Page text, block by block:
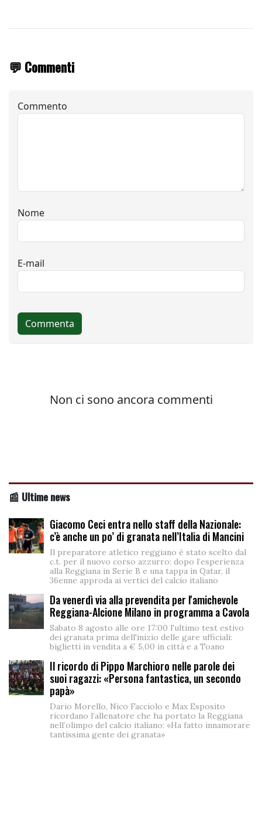
💬 Commenti
📰 Ultime news
Giacomo Ceci entra nello staff della Nazionale:
c’è anche un po’ di granata nell’Italia di Mancini
Il preparatore atletico reggiano è stato scelto dal
c.t. per il nuovo corso azzurro: dopo l’esperienza
alla Reggiana in Serie B e una tappa in Qatar, il
36enne approda ai vertici del calcio italiano
Da venerdì via alla prevendita per l'amichevole
Reggiana-Alcione Milano in programma a Cavola
Sabato 8 agosto alle ore 17:00 l'ultimo test estivo
dei granata prima dell'inizio delle gare ufficiali:
biglietti in vendita a € 5,00 in città e a Toano
Il ricordo di Pippo Marchioro nelle parole dei
suoi ragazzi: «Persona fantastica, un secondo
papà»
Dario Morello, Nico Facciolo e Max Esposito
ricordano l’allenatore che ha portato la Reggiana
nell’olimpo del calcio italiano: «Ha fatto innamorare
tantissima gente dei granata»